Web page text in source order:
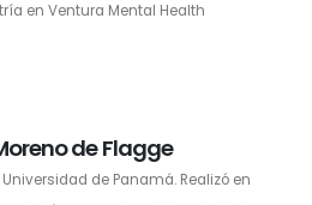
en Ventura Mental Health
de Flagge
de Panamá. Realizó en